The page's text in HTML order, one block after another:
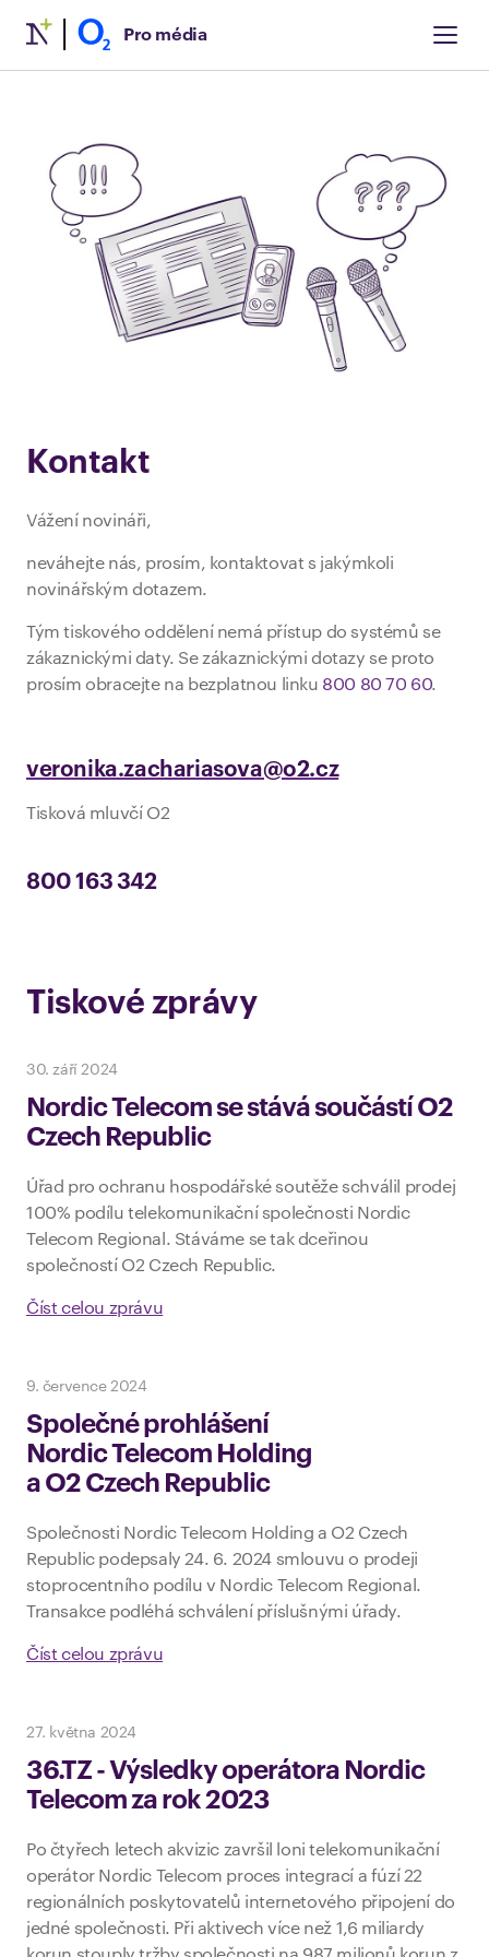
Pro média
Kontakt
Vážení novináři,
neváhejte nás, prosím, kontaktovat s jakýmkoli
novinářským dotazem.
Tým tiskového oddělení nemá přístup do systémů se
zákaznickými daty. Se zákaznickými dotazy se proto
prosím obracejte na bezplatnou linku 800 80 70 60.
veronika.zachariasova@o2.cz
Tisková mluvčí O2
800 163 342
Tiskové zprávy
30. září 2024
Nordic Telecom se stává součástí O2
Czech Republic
Úřad pro ochranu hospodářské soutěže schválil prodej
100% podílu telekomunikační společnosti Nordic
Telecom Regional. Stáváme se tak dceřinou
společností O2 Czech Republic.
Číst celou zprávu
9. července 2024
Společné prohlášení
Nordic Telecom Holding
a O2 Czech Republic
Společnosti Nordic Telecom Holding a O2 Czech
Republic podepsaly 24. 6. 2024 smlouvu o prodeji
stoprocentního podílu v Nordic Telecom Regional.
Transakce podléhá schválení příslušnými úřady.
Číst celou zprávu
27. května 2024
36.TZ - Výsledky operátora Nordic
Telecom za rok 2023
Po čtyřech letech akvizic završil loni telekomunikační
operátor Nordic Telecom proces integrací a fúzí 22
regionálních poskytovatelů internetového připojení do
jedné společnosti. Při aktivech více než 1,6 miliardy